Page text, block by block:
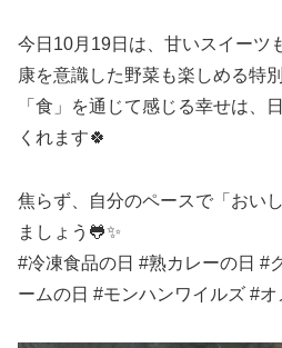
今日10月19日は、甘いスイーツ
康を意識した野菜も楽しめる特別
「食」を通じて感じる幸せは、
くれます🍀
焦らず、自分のペースで「おい
ましょう🐸✨
#冷凍食品の日 #熟カレーの日 #
ームの日 #モンハンワイルズ #